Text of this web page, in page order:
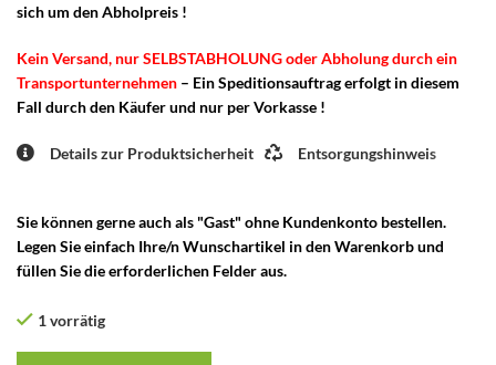
sich um den Abholpreis !
Kein Versand, nur SELBSTABHOLUNG oder Abholung durch ein
Transportunternehmen – Ein Speditionsauftrag erfolgt in diesem
Fall durch den Käufer und nur per Vorkasse !
Details zur Produktsicherheit Entsorgungshinweis
Sie können gerne auch als "Gast" ohne Kundenkonto bestellen.
Legen Sie einfach Ihre/n Wunschartikel in den Warenkorb und
füllen Sie die erforderlichen Felder aus.
1 vorrätig